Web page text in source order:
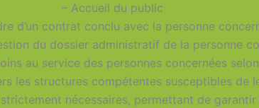
– Accueil du public
d’un contrat conclu avec la personne
du dossier administratif de la personne
au service des personnes concernées
les structures compétentes susceptibles de
nécessaires, permettant de